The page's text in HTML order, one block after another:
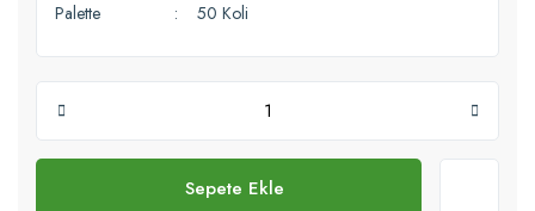
Palette 50 Koli
Sepete Ekle